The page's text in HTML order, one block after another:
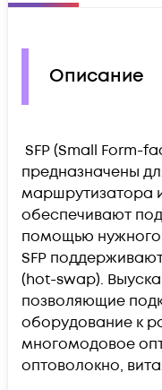
Описание
SFP (Small Form-
предназначены
маршрутизатора
обеспечивают
помощью
SFP
(hot-swap).
позволяющие
оборудование к
многомодовое
оптоволокно,